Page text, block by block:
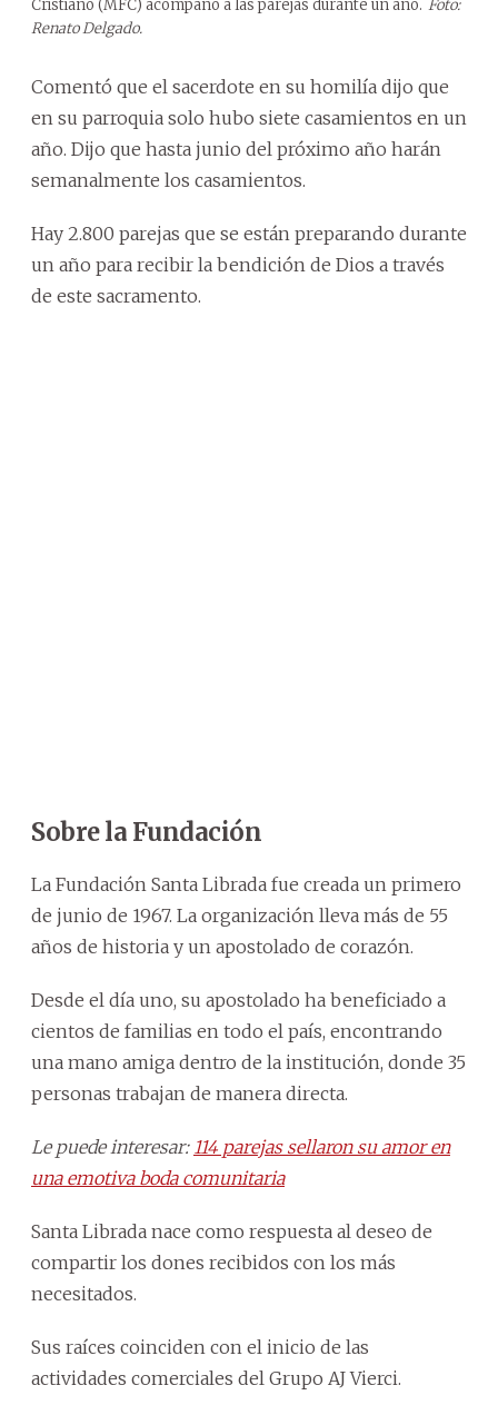
Cristiano (MFC) acompañó a las parejas durante un año. Foto:
Renato Delgado.
Comentó que el sacerdote en su homilía dijo que
en su parroquia solo hubo siete casamientos en un
año. Dijo que hasta junio del próximo año harán
semanalmente los casamientos.
Hay 2.800 parejas que se están preparando durante
un año para recibir la bendición de Dios a través
de este sacramento.
Sobre la Fundación
La Fundación Santa Librada fue creada un primero
de junio de 1967. La organización lleva más de 55
años de historia y un apostolado de corazón.
Desde el día uno, su apostolado ha beneficiado a
cientos de familias en todo el país, encontrando
una mano amiga dentro de la institución, donde 35
personas trabajan de manera directa.
Le puede interesar: 114 parejas sellaron su amor en
una emotiva boda comunitaria
Santa Librada nace como respuesta al deseo de
compartir los dones recibidos con los más
necesitados.
Sus raíces coinciden con el inicio de las
actividades comerciales del Grupo AJ Vierci.